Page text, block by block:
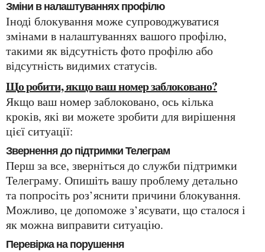
Зміни в налаштуваннях профілю
Іноді блокування може супроводжуватися
змінами в налаштуваннях вашого профілю,
такими як відсутність фото профілю або
відсутність видимих статусів.
Що робити, якщо ваш номер заблоковано?
Якщо ваш номер заблоковано, ось кілька
кроків, які ви можете зробити для вирішення
цієї ситуації:
Звернення до підтримки Телеграм
Перш за все, зверніться до служби підтримки
Телеграму. Опишіть вашу проблему детально
та попросіть роз’яснити причини блокування.
Можливо, це допоможе з’ясувати, що сталося і
як можна виправити ситуацію.
Перевірка на порушення